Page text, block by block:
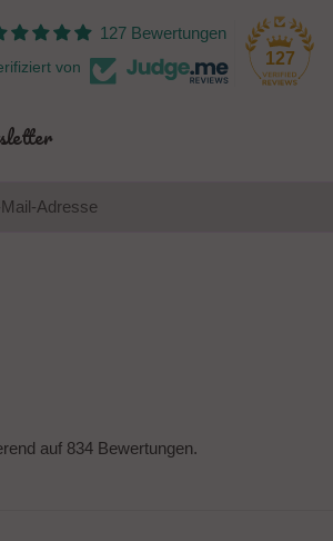
127 Bewertungen
von 127
auf 834 Bewertungen.